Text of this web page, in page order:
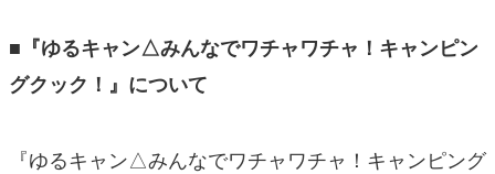
■『ゆるキャン△みんなでワチャワチャ！キャンピン
グクック！』について
『ゆるキャン△みんなでワチャワチャ！キャンピング